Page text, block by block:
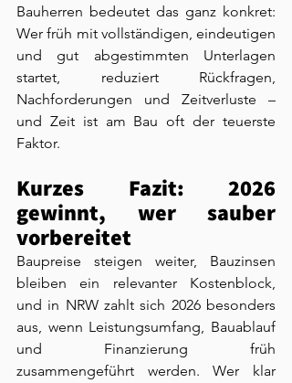
Bauherren bedeutet das ganz konkret:
Wer früh mit vollständigen, eindeutigen
und gut abgestimmten Unterlagen
startet, reduziert Rückfragen,
Nachforderungen und Zeitverluste –
und Zeit ist am Bau oft der teuerste
Faktor.
Kurzes Fazit: 2026
gewinnt, wer sauber
vorbereitet
Baupreise steigen weiter, Bauzinsen
bleiben ein relevanter Kostenblock,
und in NRW zahlt sich 2026 besonders
aus, wenn Leistungsumfang, Bauablauf
und Finanzierung früh
zusammengeführt werden. Wer klar